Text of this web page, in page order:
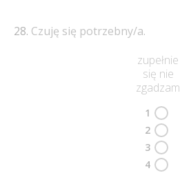
Czuję się potrzebny/a.
zupełnie
się nie
zgadzam
1
2
3
4